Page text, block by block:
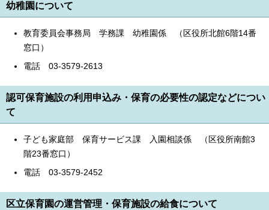
幼稚園について
教育委員会事務局 学務課 幼稚園係 （区役所北館6階14番
窓口）
電話 03-3579-2613
認可保育施設の利用申込み・保育の必要性の認定などについ
て
子ども家庭部 保育サービス課 入園相談係 （区役所南館3
階23番窓口）
電話 03-3579-2452
区立保育園の運営管理・保育施設の給食について